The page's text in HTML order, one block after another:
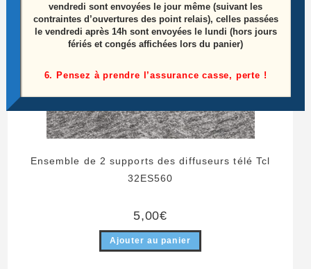
Ensemble de 2 supports des diffuseurs télé Tcl
32ES560
5,00€
Ajouter au panier
vendredi sont envoyées le jour même (suivant les
contraintes d’ouvertures des point relais), celles passées
le vendredi après 14h sont envoyées le lundi (hors jours
fériés et congés affichées lors du panier)
6. Pensez à prendre l’assurance casse, perte !